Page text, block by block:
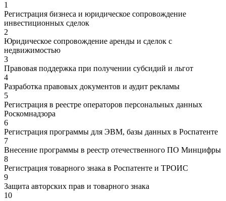
1
Регистрация бизнеса и юридическое сопровождение
инвестиционных сделок
2
Юридическое сопровождение аренды и сделок с
недвижимостью
3
Правовая поддержка при получении субсидий и льгот
4
Разработка правовых документов и аудит рекламы
5
Регистрация в реестре операторов персональных данных
Роскомнадзора
6
Регистрация программы для ЭВМ, базы данных в Роспатенте
7
Внесение программы в реестр отечественного ПО Минцифры
8
Регистрация товарного знака в Роспатенте и ТРОИС
9
Защита авторских прав и товарного знака
10